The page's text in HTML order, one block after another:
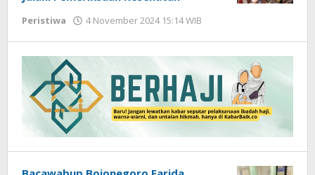
Peristiwa 4 November 2024 15:14 WIB